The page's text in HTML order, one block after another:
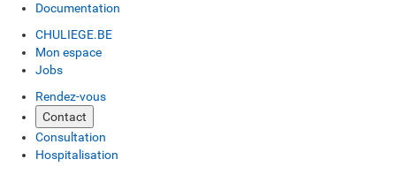
Documentation
CHULIEGE.BE
Mon espace
Jobs
Rendez-vous
Contact
Consultation
Hospitalisation